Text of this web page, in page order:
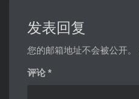
发表回复
您的邮箱地址不会被公开。
评论 *